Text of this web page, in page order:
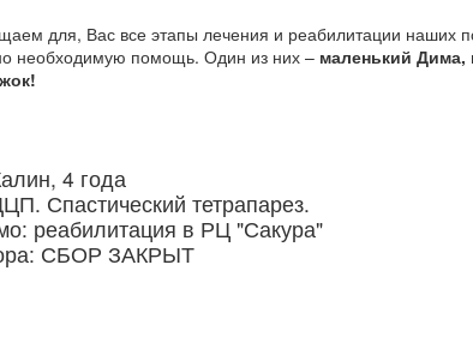
для, Вас все этапы лечения и реабилитации наших
необходимую помощь. Один из них – маленький Дима,
4 года
Спастический тетрапарез.
реабилитация в РЦ "Сакура"
СБОР ЗАКРЫТ